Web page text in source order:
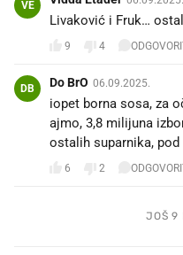
VE
Livaković i Fruk…
9 4
DB Do BrO 06.09.2025.
iopet borna sosa, za
ajmo, 3,8 milijuna
ostalih suparnika,
6 2
JOŠ 9